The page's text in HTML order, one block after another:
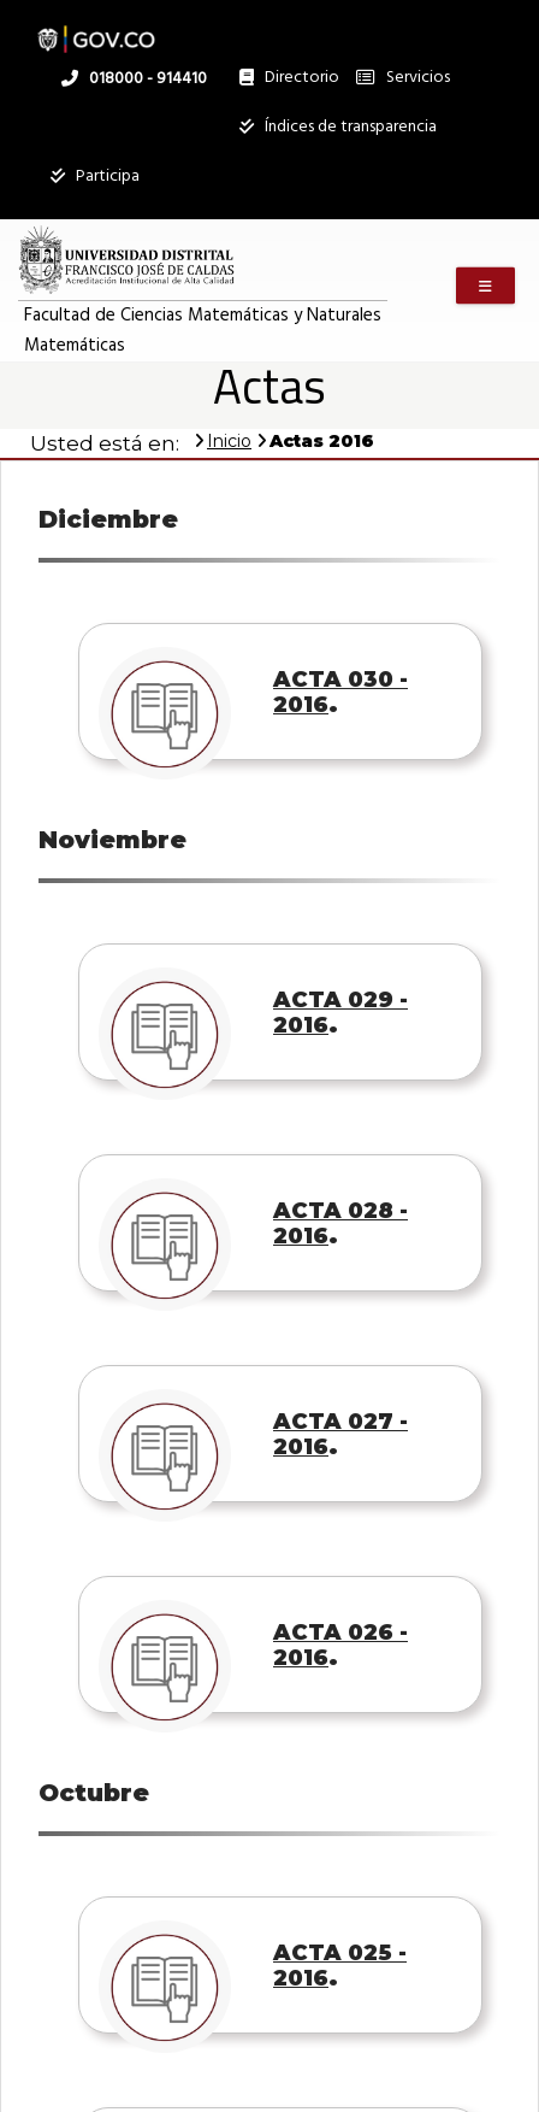
contenido
Linea
018000 - 914410 Directorio
Institucional
Servicios
Índices de transparencia
Participa
Facultad de Ciencias Matemáticas y Naturales
Matemáticas
Actas
Usted está en: Inicio Actas 2016
Diciembre
ACTA 030 -
2016.
Noviembre
ACTA 029 -
2016.
ACTA 028 -
2016.
ACTA 027 -
2016.
ACTA 026 -
2016.
Octubre
ACTA 025 -
2016.